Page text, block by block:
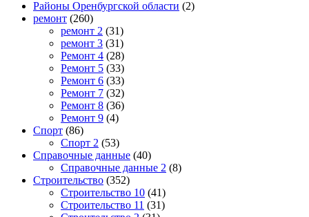
Районы Оренбургской области (2)
ремонт (260)
ремонт 2 (31)
ремонт 3 (31)
Ремонт 4 (28)
Ремонт 5 (33)
Ремонт 6 (33)
Ремонт 7 (32)
Ремонт 8 (36)
Ремонт 9 (4)
Спорт (86)
Спорт 2 (53)
Справочные данные (40)
Справочные данные 2 (8)
Строительство (352)
Строительство 10 (41)
Строительство 11 (31)